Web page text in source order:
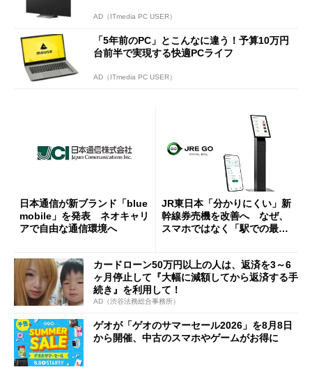
AD（ITmedia PC USER）
「5年前のPC」とこんなに違う！予算10万円
台前半で実現する快適PCライフ
AD（ITmedia PC USER）
日本通信が新ブランド「blue
mobile」を発表 ネオキャリ
アで自由な通信環境へ
JR東日本「分かりにくい」新
幹線券売機を改善へ なぜ、
スマホではなく「駅での最短
カードローン50万円以上の人は、返済を3～6
ヶ月停止して『大幅に減額してから返済する手
続き』を利用して！
AD（渋谷法務総合事務所）
ゲオが「ゲオのサマーセール2026」を8月8日
から開催、中古のスマホやゲームがお得に